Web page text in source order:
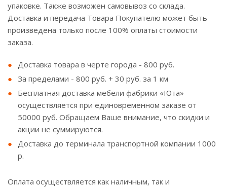
упаковке. Также возможен самовывоз со склада.
Доставка и передача Товара Покупателю может быть
произведена только после 100% оплаты стоимости
заказа.
Доставка товара в черте города - 800 руб.
За пределами - 800 руб. + 30 руб. за 1 км
Бесплатная доставка мебели фабрики «Юта»
осуществляется при единовременном заказе от
50000 руб. Обращаем Ваше внимание, что скидки и
акции не суммируются.
Доставка до терминала транспортной компании 1000
р.
Оплата осуществляется как наличным, так и